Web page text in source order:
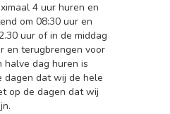
4 uur huren en
om 08:30 uur en
uur of in de middag
en terugbrengen voor
halve dag huren is
dagen dat wij de hele
op de dagen dat wij